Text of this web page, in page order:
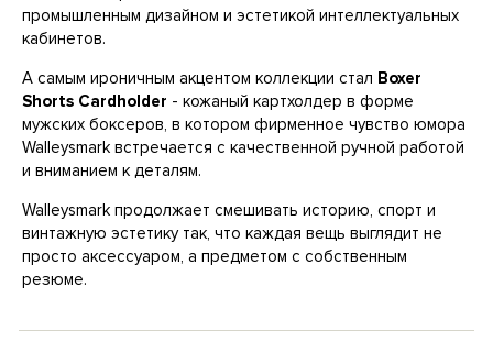
промышленным дизайном и эстетикой интеллектуальных
кабинетов.
А самым ироничным акцентом коллекции стал Boxer
Shorts Cardholder - кожаный картхолдер в форме
мужских боксеров, в котором фирменное чувство юмора
Walleysmark встречается с качественной ручной работой
и вниманием к деталям.
Walleysmark продолжает смешивать историю, спорт и
винтажную эстетику так, что каждая вещь выглядит не
просто аксессуаром, а предметом с собственным
резюме.